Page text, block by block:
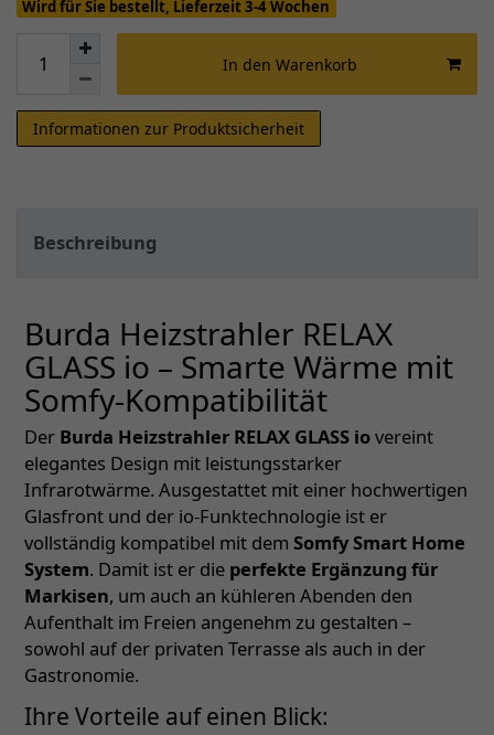
Wird für Sie bestellt, Lieferzeit 3-4 Wochen
In den Warenkorb
Informationen zur Produktsicherheit
Beschreibung
Burda Heizstrahler RELAX
GLASS io – Smarte Wärme mit
Somfy-Kompatibilität
Der Burda Heizstrahler RELAX GLASS iovereint
elegantes Design mit leistungsstarker
Infrarotwärme. Ausgestattet mit einer hochwertigen
Glasfront und der io-Funktechnologie ist er
vollständig kompatibel mit dem Somfy Smart Home
System. Damit ist er die perfekte Ergänzung für
Markisen, um auch an kühleren Abenden den
Aufenthalt im Freien angenehm zu gestalten –
sowohl auf der privaten Terrasse als auch in der
Gastronomie.
Ihre Vorteile auf einen Blick: